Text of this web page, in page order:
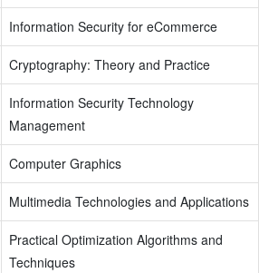
Information Security for eCommerce
Cryptography: Theory and Practice
Information Security Technology
Management
Computer Graphics
Multimedia Technologies and Applications
Practical Optimization Algorithms and
Techniques